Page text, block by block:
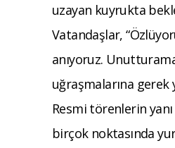
uzayan kuyrukta
Vatandaşlar,
anıyoruz.
uğraşmalarına gerek
Resmi törenlerin
birçok noktasında